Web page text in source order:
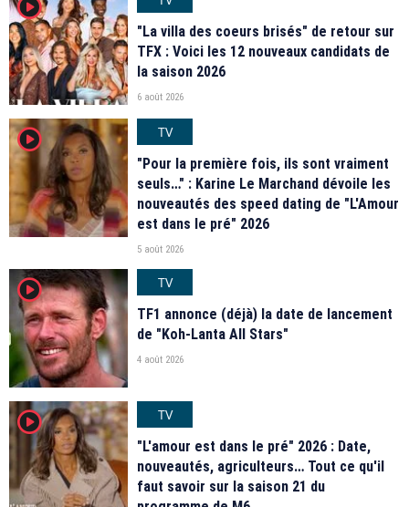
player2
"La villa des coeurs brisés" de retour sur
TFX : Voici les 12 nouveaux candidats de
la saison 2026
6 août 2026
player2
TV
"Pour la première fois, ils sont vraiment
seuls…" : Karine Le Marchand dévoile les
nouveautés des speed dating de "L'Amour
est dans le pré" 2026
5 août 2026
player2
TV
TF1 annonce (déjà) la date de lancement
de "Koh-Lanta All Stars"
4 août 2026
player2
TV
"L'amour est dans le pré" 2026 : Date,
nouveautés, agriculteurs… Tout ce qu'il
faut savoir sur la saison 21 du